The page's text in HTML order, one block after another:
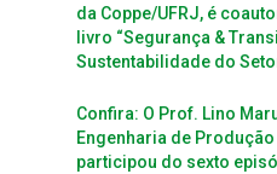
da Coppe/UFRJ, é
livro “Segurança &
Sustentabilidade do
Confira: O Prof. Lino
Engenharia de Produção
participou do sexto